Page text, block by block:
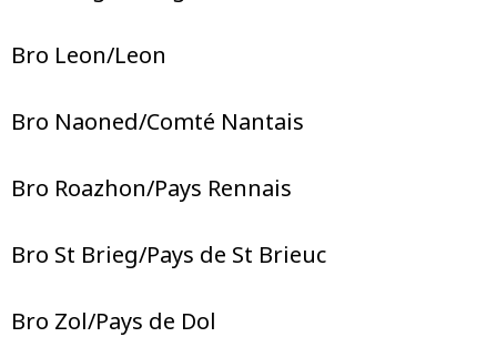
Bro Leon/Leon
Bro Naoned/Comté Nantais
Bro Roazhon/Pays Rennais
Bro St Brieg/Pays de St Brieuc
Bro Zol/Pays de Dol